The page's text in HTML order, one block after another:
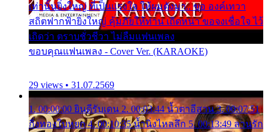
เท่านั้นยิ่งใหญ่ ที่เป็นแรงใจ ให้ผมดังมา.. ขอ องค์เทวา
สถิตฟากฟ้ายิ่งใหญ่ คุ้มภัยให้ท่าน เถิดหนา ขอจงเชื่อใจ ไว้
เถิดว่า ตราบชั่วชีวา ไม่ลืมแฟนเพลง
ขอบคุณแฟนเพลง - Cover Ver. (KARAOKE)
29 views • 31.07.2569
1. 00:00:00 ยินดีรับเดน 2. 00:03:44 น้ำตาอีสาน 3. 00:07:51
กิ่งทองใบหยก 4. 00:10:35 น้ำนิ่งไหลลึก 5. 00:13:49 ลานรัก